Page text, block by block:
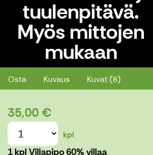
tuulenpitävä.
Myös mittojen
mukaan
Osta Kuvaus Kuvat (8)
35,00 €
kpl
1 kpl Villapipo 60% villaa